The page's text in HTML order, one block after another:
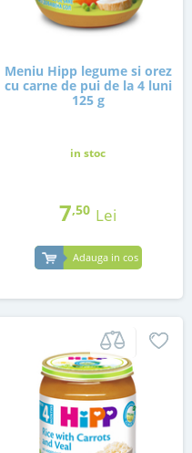
Meniu Hipp legume si orez
cu carne de pui de la 4 luni
125 g
in stoc
7,50 Lei
Adauga in cos